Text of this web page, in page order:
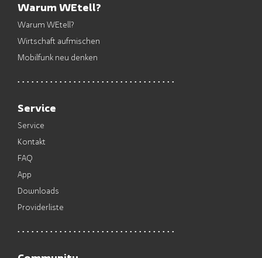
Warum WEtell?
Warum WEtell?
Wirtschaft aufmischen
Mobilfunk neu denken
Service
Service
Kontakt
FAQ
App
Downloads
Providerliste